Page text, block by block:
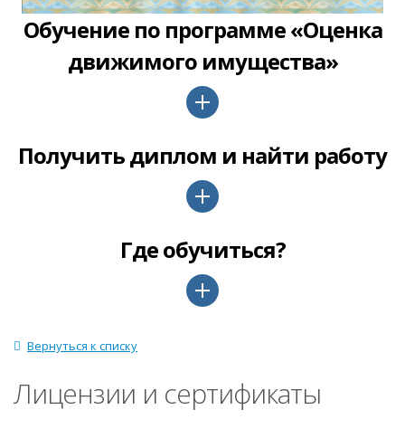
Обучение по программе «Оценка
движимого имущества»
Получить диплом и найти работу
Где обучиться?
Вернуться к списку
Лицензии и сертификаты